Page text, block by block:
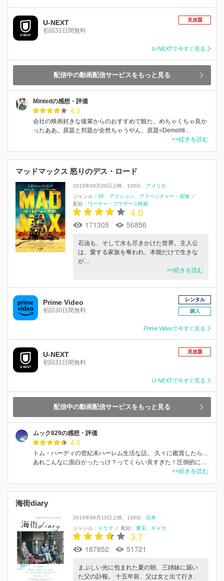
U-NEXT
初回31日間無料
見放題
U-NEXTで今すぐ見る
配信中の動画配信サービスをもっと見る
Mintedの感想・評価
4.2
会社の映画好きな後輩からのおすすめで観た。めちゃくちゃ良か
ったああ。原題と邦題が全然ちゃうやん。原題=Demoliti…
>>続きを読む
マッドマックス 怒りのデス・ロード
2015年06月20日上映 120分
アメリカ
ジャンル： SF アクション アドベンチャー・冒険 ／
配給： ワーナー・ブラザース映画
4.0
171305 56856
石油も、そして水も尽きかけた世界。主人公
は、愛する家族を奪われ、本能だけで生きな
が…
>>続きを読む
Prime Video
初回30日間無料
レンタル
購入
Prime Videoで今すぐ見る
U-NEXT
初回31日間無料
見放題
U-NEXTで今すぐ見る
配信中の動画配信サービスをもっと見る
ムック829の感想・評価
4.5
トム・ハーディの世紀末ハーレム生活な話。 久々に鑑賞したら…
あれこんなに面白かったっけ？ってくらい良すぎた！圧倒的に…
>>続きを読む
海街diary
2015年06月13日上映 126分
日本
ジャンル：
ドラマ ／ 配給： 東宝 ギャガ
3.7
187852 51721
まぶしい光に包まれた夏の朝、三姉妹に届い
た父の訃報。 十五年前、父は女と出て行き、